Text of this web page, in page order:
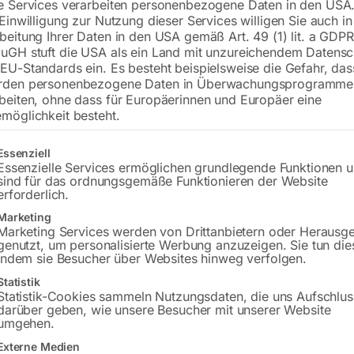
€ 132,00
inkl. MwSt. zzgl.Versandkosten
Lieferzeit:ca. 2 - 3 Tage
Bitte beachten Sie: Die Versandkosten
In den
Sie haben
Gerne
Services verarbeiten personenbezogene Daten in den
zur Nutzung dieser Services willigen Sie auch
Ihrer Daten in den USA gemäß Art. 49 (1) lit. a
stuft die USA als ein Land mit unzureichendem
Standards ein. Es besteht beispielsweise die Gefahr,
personenbezogene Daten in
ohne dass für Europäerinnen und Europäer eine
besteht.
eine Liste der Service-Gruppen, für die eine Einwilligung erteilt
Services ermöglichen grundlegende Funktionen
für das ordnungsgemäße Funktionieren der Website
Services werden von Drittanbietern oder
um personalisierte Werbung anzuzeigen. Sie tun
sie Besucher über Websites hinweg verfolgen.
Cookies sammeln Nutzungsdaten, die uns
geben, wie unsere Besucher mit unserer Website
Medien